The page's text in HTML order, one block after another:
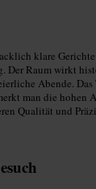
klare
Der Raum wirkt
Abende. Das
man die hohen
Qualität und